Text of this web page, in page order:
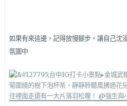
如果有來這邊，記得放慢腳步。讓自己沈
氛圍中